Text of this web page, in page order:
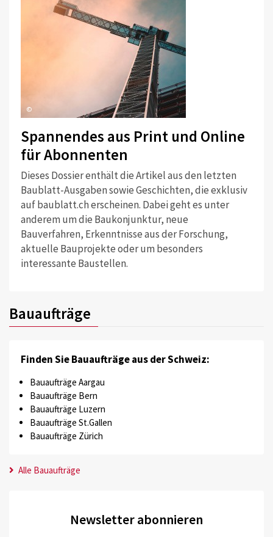
©
Spannendes aus Print und Online
für Abonnenten
Dieses Dossier enthält die Artikel aus den letzten
Baublatt-Ausgaben sowie Geschichten, die exklusiv
auf baublatt.ch erscheinen. Dabei geht es unter
anderem um die Baukonjunktur, neue
Bauverfahren, Erkenntnisse aus der Forschung,
aktuelle Bauprojekte oder um besonders
interessante Baustellen.
Bauaufträge
Finden Sie Bauaufträge aus der Schweiz:
Bauaufträge Aargau
Bauaufträge Bern
Bauaufträge Luzern
Bauaufträge St.Gallen
Bauaufträge Zürich
Alle Bauaufträge
Newsletter abonnieren